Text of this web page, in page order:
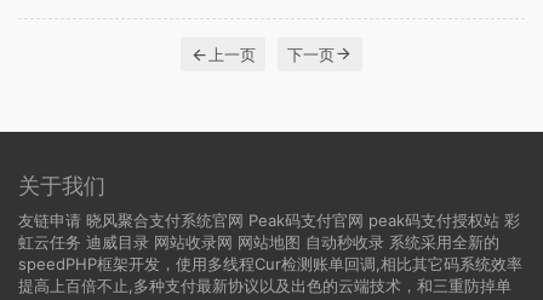
上一页 下一页
关于我们
友链申请 晓风聚合支付系统官网 Peak码支付官网 peak码支付授权站 彩
虹云任务 迪威目录 网站收录网 网站地图 自动秒收录 系统采用全新的
speedPHP框架开发，使用多线程Cur检测账单回调,相比其它码系统效率
提高上百倍不止,多种支付最新协议以及出色的云端技术，和三重防掉单